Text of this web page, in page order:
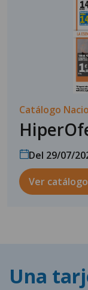
Catálogo
Del 29/07/
Ver catálogo
Una